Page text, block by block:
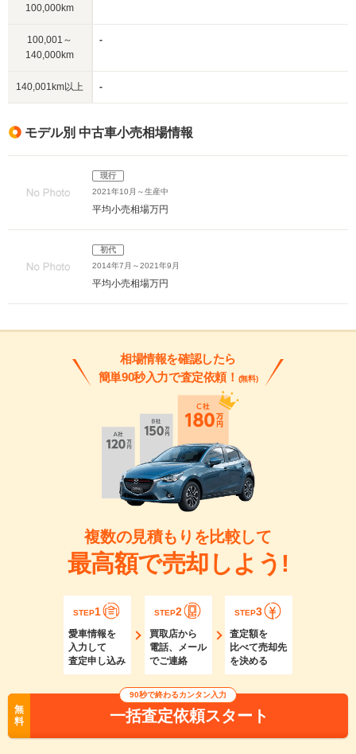
100,000km
100,001～
140,000km
-
140,001km以上 -
モデル別 中古車小売相場情報
現行
2021年10月～生産中
平均小売相場万円
初代
2014年7月～2021年9月
平均小売相場万円
相場情報を確認したら
簡単90秒入力で査定依頼！ (無料)
複数の見積もりを比較して
最高額で売却しよう!
STEP1
愛車情報を
入力して
査定申し込み
STEP2
買取店から
電話、メール
でご連絡
STEP3
査定額を
比べて売却先
を決める
無
料
90秒で終わるカンタン入力
一括査定依頼スタート